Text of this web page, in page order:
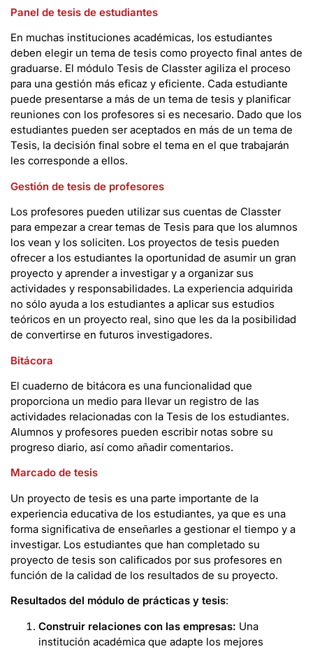
Panel de tesis de estudiantes
En muchas instituciones académicas, los estudiantes
deben elegir un tema de tesis como proyecto final antes de
graduarse. El módulo Tesis de Classter agiliza el proceso
para una gestión más eficaz y eficiente. Cada estudiante
puede presentarse a más de un tema de tesis y planificar
reuniones con los profesores si es necesario. Dado que los
estudiantes pueden ser aceptados en más de un tema de
Tesis, la decisión final sobre el tema en el que trabajarán
les corresponde a ellos.
Gestión de tesis de profesores
Los profesores pueden utilizar sus cuentas de Classter
para empezar a crear temas de Tesis para que los alumnos
los vean y los soliciten. Los proyectos de tesis pueden
ofrecer a los estudiantes la oportunidad de asumir un gran
proyecto y aprender a investigar y a organizar sus
actividades y responsabilidades. La experiencia adquirida
no sólo ayuda a los estudiantes a aplicar sus estudios
teóricos en un proyecto real, sino que les da la posibilidad
de convertirse en futuros investigadores.
Bitácora
El cuaderno de bitácora es una funcionalidad que
proporciona un medio para llevar un registro de las
actividades relacionadas con la Tesis de los estudiantes.
Alumnos y profesores pueden escribir notas sobre su
progreso diario, así como añadir comentarios.
Marcado de tesis
Un proyecto de tesis es una parte importante de la
experiencia educativa de los estudiantes, ya que es una
forma significativa de enseñarles a gestionar el tiempo y a
investigar. Los estudiantes que han completado su
proyecto de tesis son calificados por sus profesores en
función de la calidad de los resultados de su proyecto.
Resultados del módulo de prácticas y tesis:
Construir relaciones con las empresas: Una
institución académica que adapte los mejores